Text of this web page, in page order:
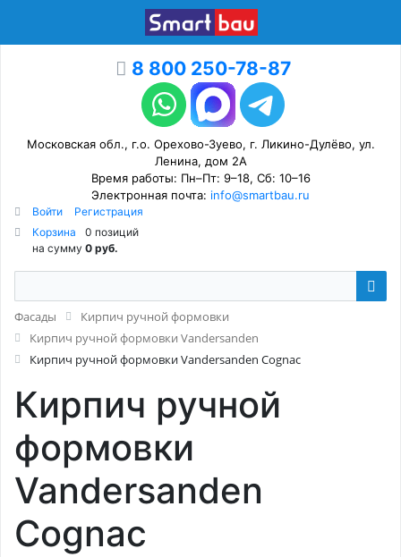
8 800 250-78-87
Московская обл., г.о. Орехово-Зуево, г. Ликино-Дулёво, ул.
Ленина, дом 2А
Время работы: Пн–Пт: 9–18, Сб: 10–16
Электронная почта: info@smartbau.ru
Войти
Регистрация
Корзина
0 позиций
на сумму 0 руб.
Фасады
Кирпич ручной формовки
Кирпич ручной формовки Vandersanden
Кирпич ручной формовки Vandersanden Cognac
Кирпич ручной
формовки
Vandersanden
Cognac